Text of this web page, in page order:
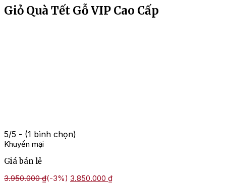
Giỏ Quà Tết Gỗ VIP Cao Cấp
5/5 - (1 bình chọn)
Khuyến mại
Giá bán lẻ
3.950.000₫(-3%) Giá
3.850.000 ₫Giá